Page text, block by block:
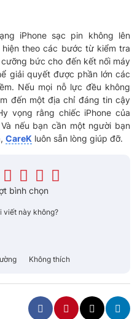
iPhone sạc pin không lên
theo các bước từ kiểm tra
bức cho đến kết nối máy
giải quyết được phần lớn các
Nếu mọi nỗ lực đều không
đến một địa chỉ đáng tin cậy
vọng rằng chiếc iPhone của
nếu bạn cần một người bạn
CareK luôn sẵn lòng giúp đỡ.
bình chọn
viết này không?
Không thích